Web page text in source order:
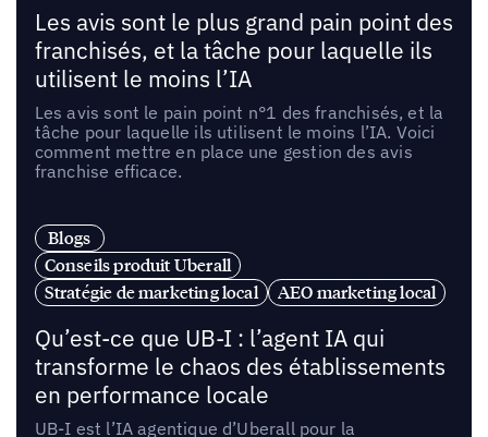
Les avis sont le plus grand pain point des
franchisés, et la tâche pour laquelle ils
utilisent le moins l’IA
Les avis sont le pain point n°1 des franchisés, et la
tâche pour laquelle ils utilisent le moins l’IA. Voici
comment mettre en place une gestion des avis
franchise efficace.
Blogs
Conseils produit Uberall
Stratégie de marketing local
AEO marketing local
Qu’est-ce que UB-I : l’agent IA qui
transforme le chaos des établissements
en performance locale
UB-I est l’IA agentique d’Uberall pour la